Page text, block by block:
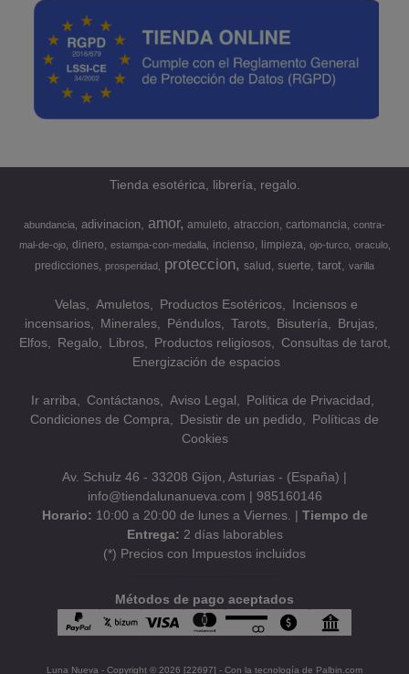
Tienda esotérica, librería, regalo.
abundancia adivinacion amor amuleto atraccion cartomancia
contra-
mal-de-ojo
dinero estampa-con-medalla incienso limpieza ojo-turco oraculo
predicciones prosperidad proteccion salud suerte tarot varilla
Velas Amuletos Productos Esotéricos
Inciensos e
incensarios
Minerales Péndulos Tarots Bisutería
Brujas
Elfos
Regalo Libros Productos religiosos
Consultas de tarot
Energización de espacios
Ir arriba Contáctanos Aviso Legal
Política de Privacidad
Condiciones de Compra
Desistir de un pedido
Políticas de
Cookies
Av. Schulz 46 - 33208 Gijon, Asturias - (España) |
info@tiendalunanueva.com | 985160146
Horario: 10:00 a 20:00 de lunes a Viernes. | Tiempo de
Entrega: 2 días laborables
(*) Precios con Impuestos incluidos
Métodos de pago aceptados
Luna Nueva - Copyright © 2026 [22697] - Con la tecnología de Palbin.com